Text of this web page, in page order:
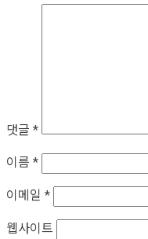
댓글 *
이름 *
이메일 *
웹사이트